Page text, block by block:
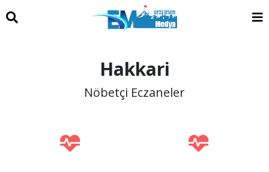
Hakkari
Nöbetçi Eczaneler